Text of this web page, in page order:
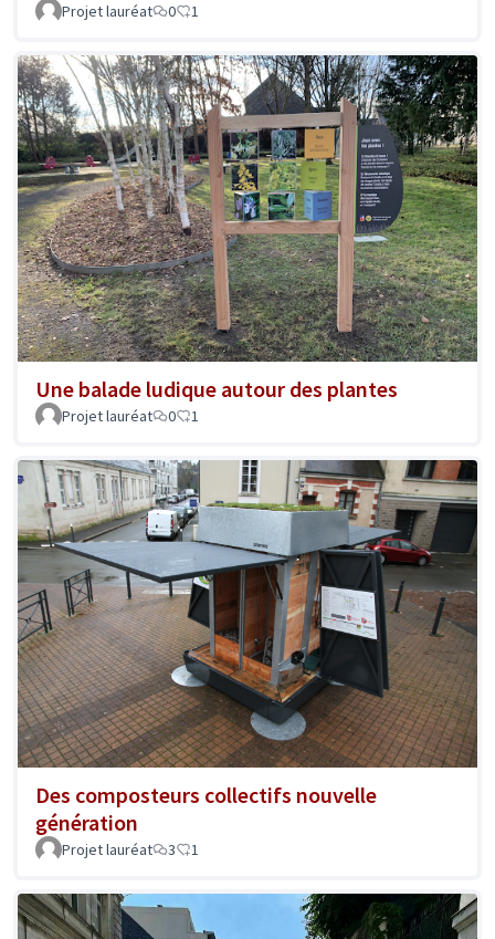
Projet lauréat 0 1
Une balade ludique autour des plantes
Projet lauréat 0 1
Des composteurs collectifs nouvelle
génération
Projet lauréat 3 1